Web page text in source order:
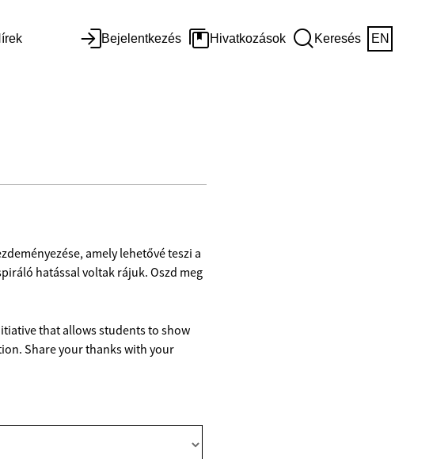
Bejelentkezés Hivatkozások Keresés EN
amely lehetővé teszi a
hatással voltak rájuk. Oszd meg
that allows students to show
Share your thanks with your